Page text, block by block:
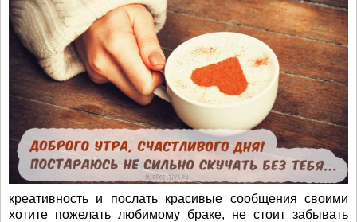
креативность и послать красивые сообщения своими
хотите пожелать любимому браке, не стоит забывать